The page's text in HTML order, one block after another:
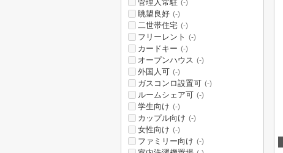
管理人常駐 (-)
眺望良好 (-)
二世帯住宅 (-)
フリーレント (-)
カードキー (-)
オープンハウス (-)
外国人可 (-)
ガスコンロ設置可 (-)
ルームシェア可 (-)
学生向け (-)
カップル向け (-)
女性向け (-)
ファミリー向け (-)